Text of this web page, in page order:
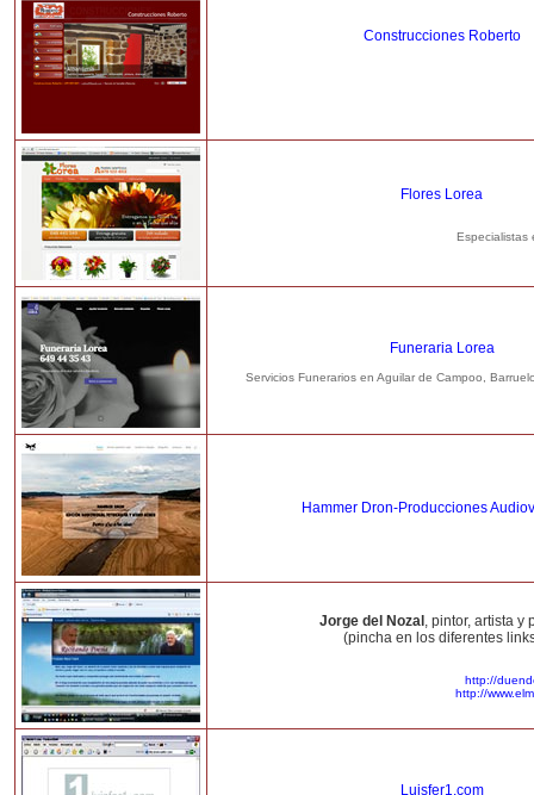
Construcciones Roberto
Flores Lorea
Especialistas
Funeraria Lorea
Servicios Funerarios en Aguilar de Campoo,
Hammer Dron-Producciones
Jorge del Nozal , pintor, artista y
(pincha en los diferentes
http://
http://
Luisfer1.com